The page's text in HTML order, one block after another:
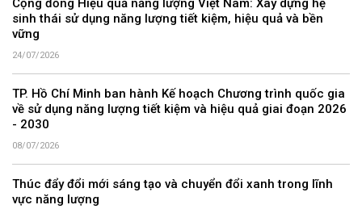
Cộng đồng Hiệu quả năng lượng Việt Nam: Xây dựng hệ
sinh thái sử dụng năng lượng tiết kiệm, hiệu quả và bền
vững
24/07/2026
TP. Hồ Chí Minh ban hành Kế hoạch Chương trình quốc gia
về sử dụng năng lượng tiết kiệm và hiệu quả giai đoạn 2026
- 2030
08/07/2026
Thúc đẩy đổi mới sáng tạo và chuyển đổi xanh trong lĩnh
vực năng lượng